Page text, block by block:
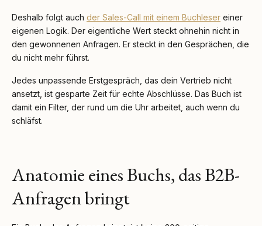
Deshalb folgt auch der Sales-Call mit einem Buchleser einer
eigenen Logik. Der eigentliche Wert steckt ohnehin nicht in
den gewonnenen Anfragen. Er steckt in den Gesprächen, die
du nicht mehr führst.
Jedes unpassende Erstgespräch, das dein Vertrieb nicht
ansetzt, ist gesparte Zeit für echte Abschlüsse. Das Buch ist
damit ein Filter, der rund um die Uhr arbeitet, auch wenn du
schläfst.
Anatomie eines Buchs, das B2B-
Anfragen bringt